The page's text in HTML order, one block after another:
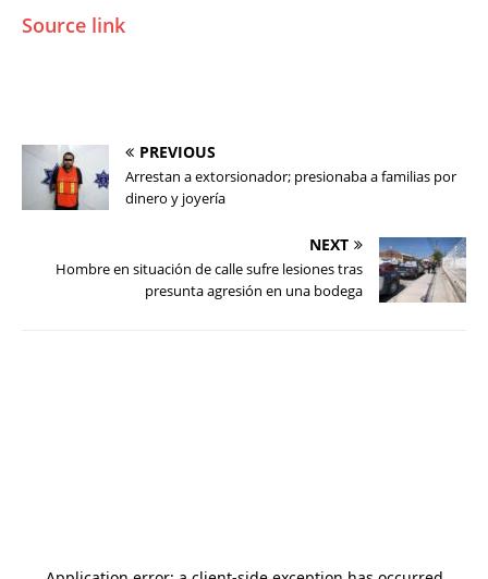
Source link
PREVIOUS
Arrestan a extorsionador; presionaba a familias por
dinero y joyería
NEXT
Hombre en situación de calle sufre lesiones tras
presunta agresión en una bodega